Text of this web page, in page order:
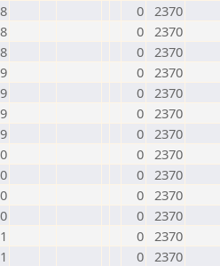
0 2370
0 2370
0 2370
0 2370
0 2370
0 2370
0 2370
0 2370
0 2370
0 2370
0 2370
0 2370
0 2370